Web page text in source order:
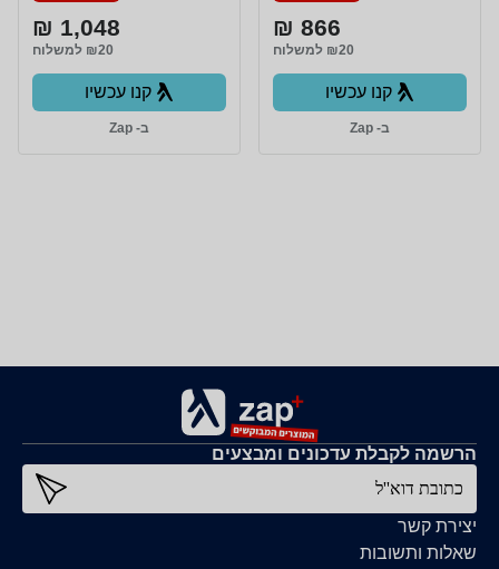
866 ₪
₪20 למשלוח
קנו עכשיו
ב- Zap
1,048 ₪
₪20 למשלוח
קנו עכשיו
ב- Zap
יצירת קשר
שאלות ותשובות
הרשמה לקבלת עדכונים ומבצעים
כתובת דוא''ל